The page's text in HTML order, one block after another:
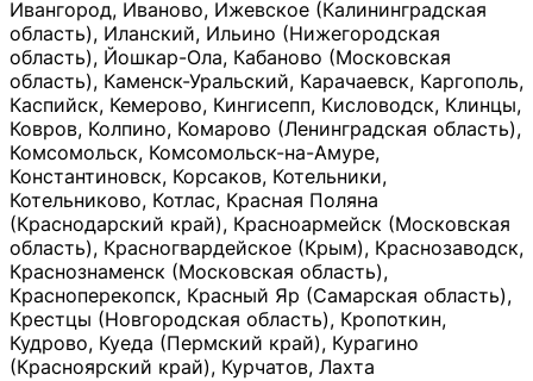
Ивангород, Иваново, Ижевское (Калининградская
область), Иланский, Ильино (Нижегородская
область), Йошкар-Ола, Кабаново (Московская
область), Каменск-Уральский, Карачаевск, Каргополь,
Каспийск, Кемерово, Кингисепп, Кисловодск, Клинцы,
Ковров, Колпино, Комарово (Ленинградская область),
Комсомольск, Комсомольск-на-Амуре,
Константиновск, Корсаков, Котельники,
Котельниково, Котлас, Красная Поляна
(Краснодарский край), Красноармейск (Московская
область), Красногвардейское (Крым), Краснозаводск,
Краснознаменск (Московская область),
Красноперекопск, Красный Яр (Самарская область),
Крестцы (Новгородская область), Кропоткин,
Кудрово, Куеда (Пермский край), Курагино
(Красноярский край), Курчатов, Лахта